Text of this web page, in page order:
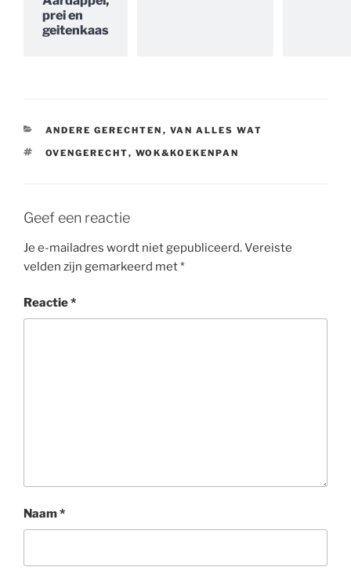
prei en
geitenkaas
CATEGORIEËN
ANDERE GERECHTEN , VAN ALLES WAT
TAGS
OVENGERECHT, WOK&KOEKENPAN
Geef een reactie
Je e-mailadres wordt niet gepubliceerd.Vereiste
velden zijn gemarkeerd met*
Reactie*
Naam*